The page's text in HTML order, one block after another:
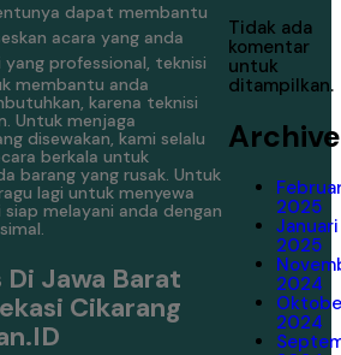
dapat membantu
acara yang anda
yang professional, teknisi
membantu anda
karena teknisi
Untuk menjaga
disewakan, kami selalu
berkala untuk
barang yang rusak. Untuk
lagi untuk menyewa
melayani anda dengan
Jawa Barat
Cikarang
Tidak ada
komentar
untuk
ditampilkan.
2025
Januari
2025
2024
2024